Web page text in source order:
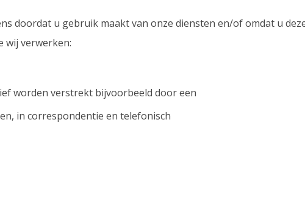
doordat u gebruik maakt van onze diensten en/of omdat u
wij verwerken:
worden verstrekt bijvoorbeeld door een
in correspondentie en telefonisch